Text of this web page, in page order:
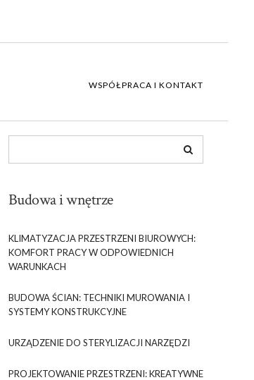
WSPÓŁPRACA I KONTAKT
Budowa i wnętrze
KLIMATYZACJA PRZESTRZENI BIUROWYCH:
KOMFORT PRACY W ODPOWIEDNICH
WARUNKACH
BUDOWA ŚCIAN: TECHNIKI MUROWANIA I
SYSTEMY KONSTRUKCYJNE
URZĄDZENIE DO STERYLIZACJI NARZĘDZI
PROJEKTOWANIE PRZESTRZENI: KREATYWNE